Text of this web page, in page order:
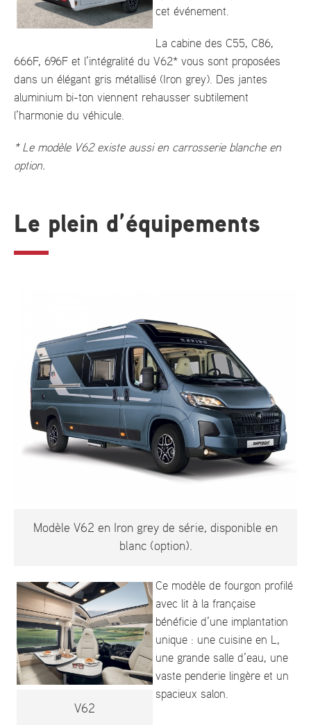
cet événement.
La cabine des C55, C86,
666F, 696F et l’intégralité du V62* vous sont proposées
dans un élégant gris métallisé (Iron grey). Des jantes
aluminium bi-ton viennent rehausser subtilement
l’harmonie du véhicule.
* Le modèle V62 existe aussi en carrosserie blanche en
option.
Le plein d’équipements
Modèle V62 en Iron grey de série, disponible en
blanc (option).
V62
Ce modèle de fourgon profilé
avec lit à la française
bénéficie d’une implantation
unique : une cuisine en L,
une grande salle d’eau, une
vaste penderie lingère et un
spacieux salon.